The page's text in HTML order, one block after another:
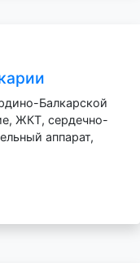
Балкарской
ЖКТ, сердечно-
аппарат,